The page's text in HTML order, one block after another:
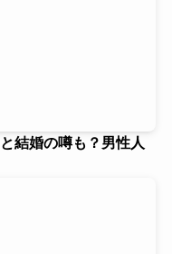
結婚の噂も？男性人